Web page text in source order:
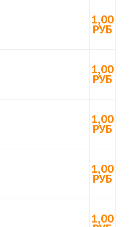
1,00
РУБ
1,00
РУБ
1,00
РУБ
1,00
РУБ
1,00